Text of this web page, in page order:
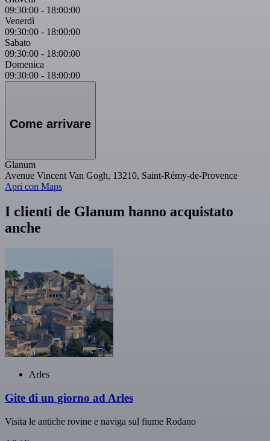
09:30:00 - 18:00:00
Venerdì
09:30:00 - 18:00:00
Sabato
09:30:00 - 18:00:00
Domenica
09:30:00 - 18:00:00
Come arrivare
Glanum
Avenue Vincent Van Gogh, 13210, Saint-Rémy-de-Provence
Apri con Maps
I clienti de Glanum hanno acquistato
anche
Arles
Gite di un giorno ad Arles
Visita le antiche rovine e naviga sul fiume Rodano